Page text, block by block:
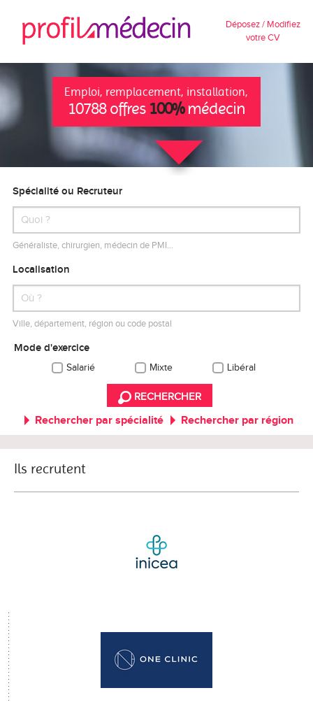
Déposez / Modifiez
votre CV
Emploi, remplacement, installation,
10788 offres 100%médecin
Spécialité ou Recruteur
Généraliste, chirurgien, médecin de PMI…
Localisation
Ville, département, région ou code postal
Mode d'exercice
Salarié Mixte Libéral
RECHERCHER
Rechercher par spécialité Rechercher par région
Ils recrutent